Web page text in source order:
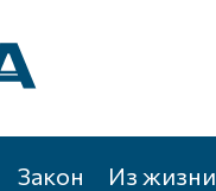
Закон Из жизни